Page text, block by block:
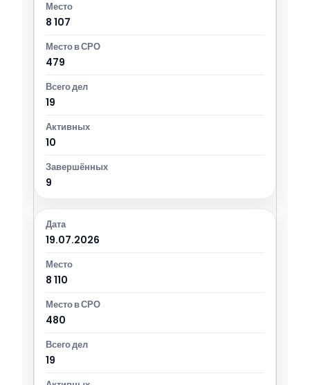
8 107
479
19
10
9
19.07.2026
8 110
480
19